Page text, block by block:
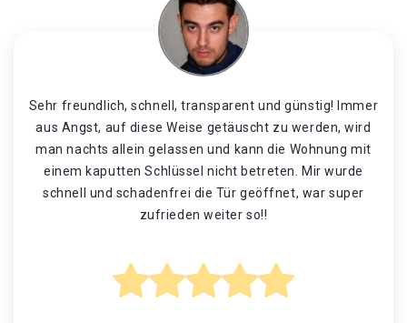
Sehr freundlich, schnell, transparent und günstig! Immer
aus Angst, auf diese Weise getäuscht zu werden, wird
man nachts allein gelassen und kann die Wohnung mit
einem kaputten Schlüssel nicht betreten. Mir wurde
schnell und schadenfrei die Tür geöffnet, war super
zufrieden weiter so!!